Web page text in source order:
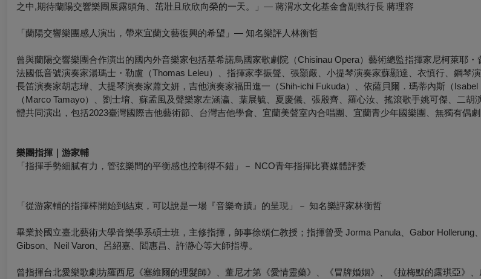
之中,期待蘭陽交響樂團展露頭角、茁壯且欣欣向榮的一天。」— 蔣渭水文化基金會副執行長 蔣理容
「蘭陽交響樂團感人演出，帶來宜蘭文藝復興的希望」— 知名樂評人林衡哲
曾與蘭陽交響樂團合作演出的國內外音樂家包括基希諾烏國家歌劇院（Chisinau Opera）藝術總監指揮家尼柯萊耶・
法國低音號演奏家湯瑪士・勒盧（Thomas Leleu）、指揮家李振聲、張顥嚴、小提琴演奏家蘇顯達、衣慎行、鋼琴
長笛演奏家胡志瑋、大提琴演奏家蕭文妍，吉他演奏家福田進一（Shih-ichi Fukuda）、依薩貝爾．瑪蒂內斯（
（Marco Tamayo）、劉士堉、蘇孟風及聲樂家左涵瀛、葉展毓、夏慶儀、張殷齊、羅心汝、搖滾歌手姚可傑、二胡
體共同演出，包括2023臺灣國際吉他藝術節、台灣吉他學會、宜蘭美聲室內合唱團、宜蘭青少年國樂團、無獨有偶劇
樂團指揮｜游家輔
「指揮手勢細膩有力，管弦樂間的平衡感也控制得不錯」
－ NCO青年指揮比賽媒體評委
「從游家輔的指揮棒開始到結束，可以說是一場『音樂奇蹟』的呈現」 － 知名樂評家林衡哲
畢業於國立臺北藝術大學音樂學系碩士班，主修指揮，師事徐頌仁教授；指揮曾受 Jorma Panula、Gabor Hollerung
Gibson、Neil Varon、呂紹嘉、閻惠昌、許瀞心等大師指導。
曾指揮台北愛樂歌劇坊羅西尼《塞維爾的理髮師》、董尼才第《愛情靈藥》、《冒牌婚姻》、《拉梅默的露琪亞》